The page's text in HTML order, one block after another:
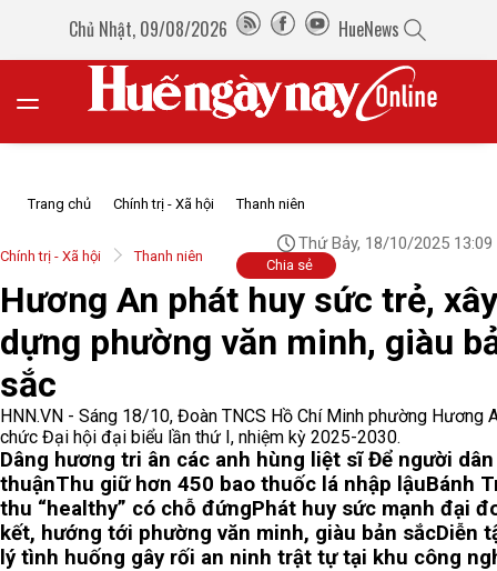
Chủ Nhật, 09/08/2026 HueNews
Trang chủ Chính trị - Xã hội Thanh niên
Chính trị - Xã hội Thanh niên
Thứ Bảy, 18/10/2025 13:09
Chia sẻ
Hương An phát huy sức trẻ, xây
dựng phường văn minh, giàu
sắc
HNN.VN - Sáng 18/10, Đoàn TNCS Hồ Chí Minh phường Hương
chức Đại hội đại biểu lần thứ I, nhiệm kỳ 2025-2030.
Dâng hương tri ân các anh hùng liệt sĩĐể người
thuậnThu giữ hơn 450 bao thuốc lá nhập lậuBánh
thu “healthy” có chỗ đứngPhát huy sức mạnh đại
kết, hướng tới phường văn minh, giàu bản sắcDiễn
lý tình huống gây rối an ninh trật tự tại khu công